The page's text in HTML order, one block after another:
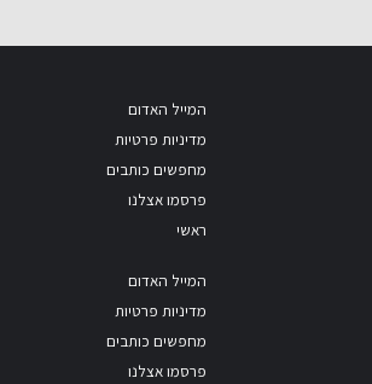
המייל האדום
מדיניות פרטיות
מחפשים כותבים
פרסמו אצלנו
ראשי
המייל האדום
מדיניות פרטיות
מחפשים כותבים
פרסמו אצלנו